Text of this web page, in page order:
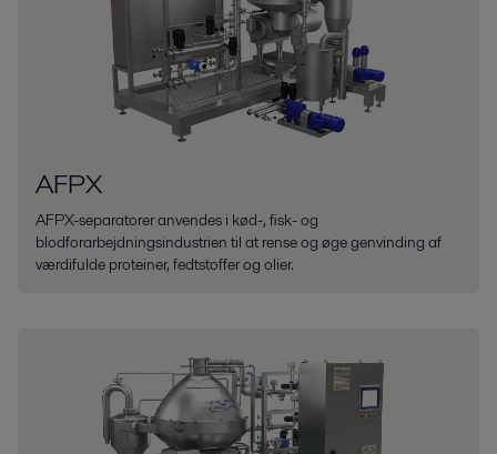
AFPX
AFPX-separatorer anvendes i kød-, fisk- og
blodforarbejdningsindustrien til at rense og øge genvinding af
værdifulde proteiner, fedtstoffer og olier.